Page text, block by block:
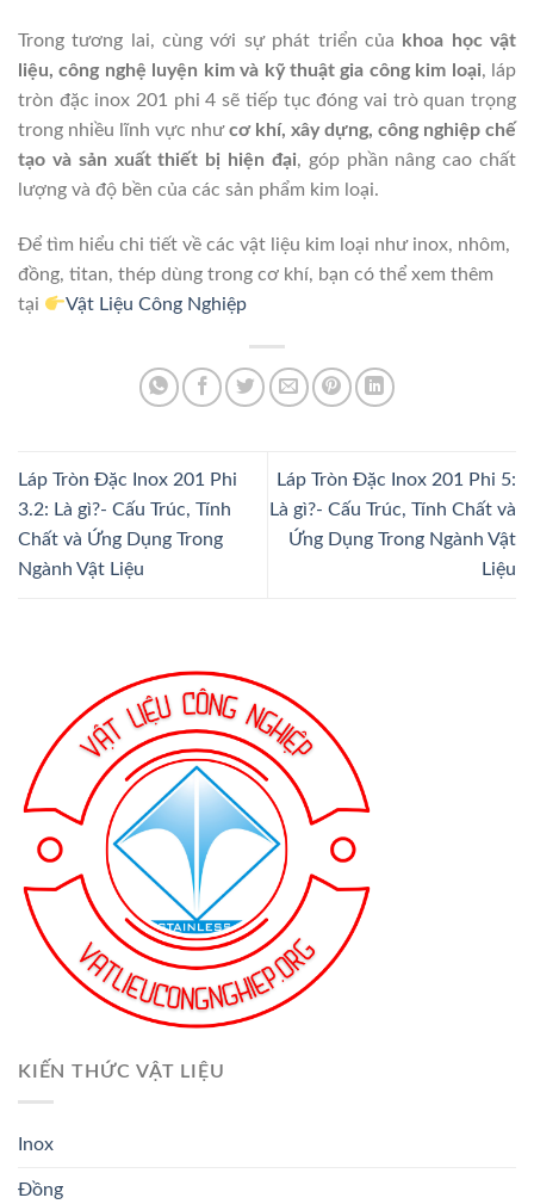
Trong tương lai, cùng với sự phát triển của
khoa học vật
liệu, công nghệ luyện kim và kỹ thuật gia công kim loại, láp
tròn đặc inox 201 phi 4 sẽ tiếp tục đóng vai trò quan trọng
trong nhiều lĩnh vực nhưcơ khí, xây dựng, công nghiệp chế
tạo và sản xuất thiết bị hiện đại, góp phần nâng cao chất
lượng và độ bền của các sản phẩm kim loại.
Để tìm hiểu chi tiết về các vật liệu kim loại như inox, nhôm,
đồng, titan, thép dùng trong cơ khí, bạn có thể xem thêm
tại
Vật Liệu Công Nghiệp
Láp Tròn Đặc Inox 201 Phi
3.2: Là gì?- Cấu Trúc, Tính
Chất và Ứng Dụng Trong
Ngành Vật Liệu
Láp Tròn Đặc Inox 201 Phi 5:
Là gì?- Cấu Trúc, Tính Chất và
Ứng Dụng Trong Ngành Vật
Liệu
KIẾN THỨC VẬT LIỆU
Inox
Đồng